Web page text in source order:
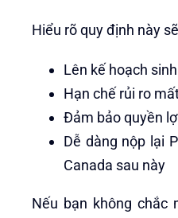
Hiểu rõ quy định này
Lên kế hoạch
Hạn chế rủi ro
Đảm bảo quyền
Dễ dàng nộp lại
Canada sau này
Nếu bạn không chắc